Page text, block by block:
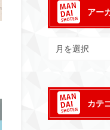
アー
カテ